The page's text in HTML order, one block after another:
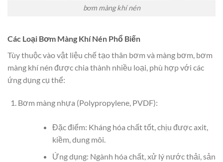
bơm màng khí nén
Các Loại Bơm Màng Khí Nén Phổ Biến
Tùy thuộc vào vật liệu chế tạo thân bơm và màng bơm, bơm
màng khí nén được chia thành nhiều loại, phù hợp với các
ứng dụng cụ thể:
Bơm màng nhựa (Polypropylene, PVDF):
Đặc điểm: Kháng hóa chất tốt, chịu được axit,
kiềm, dung môi.
Ứng dụng: Ngành hóa chất, xử lý nước thải, sản